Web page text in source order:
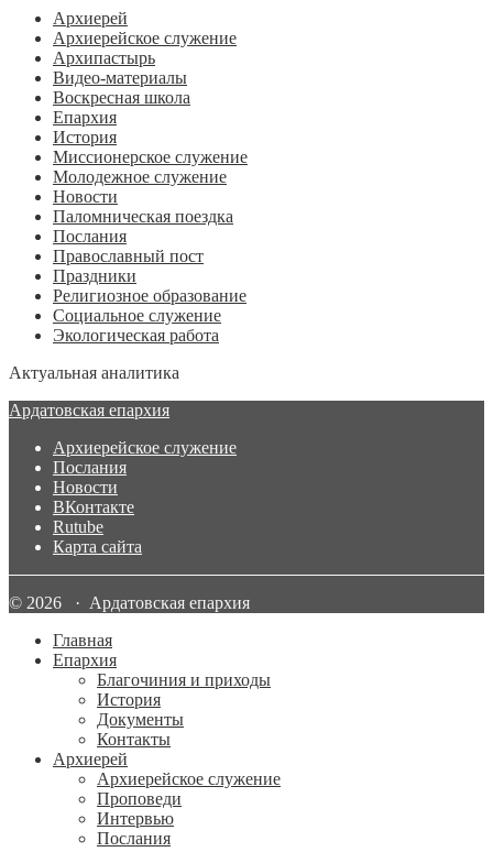
Архиерей
Архиерейское служение
Архипастырь
Видео-материалы
Воскресная школа
Епархия
История
Миссионерское служение
Молодежное служение
Новости
Паломническая поездка
Послания
Православный пост
Праздники
Религиозное образование
Социальное служение
Экологическая работа
Актуальная аналитика
Ардатовская епархия
Архиерейское служение
Послания
Новости
ВКонтакте
Rutube
Карта сайта
© 2026 · Ардатовская епархия
Главная
Епархия
Благочиния и приходы
История
Документы
Контакты
Архиерей
Архиерейское служение
Проповеди
Интервью
Послания